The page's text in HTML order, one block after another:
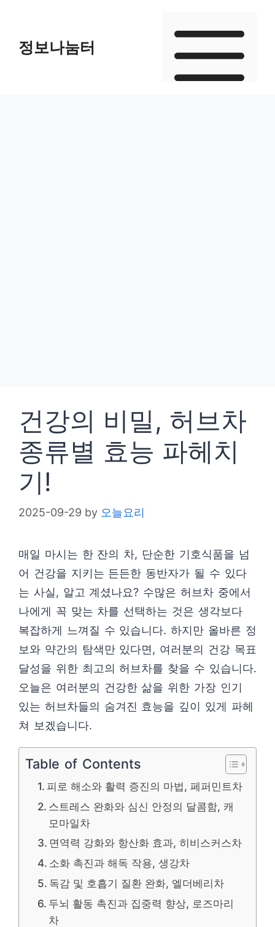
content정보나눔터
건강의 비밀, 허브차
종류별 효능 파헤치
기!
2025-09-29 by 오늘요리
매일 마시는 한 잔의 차, 단순한 기호식품을 넘
어 건강을 지키는 든든한 동반자가 될 수 있다
는 사실, 알고 계셨나요? 수많은 허브차 중에서
나에게 꼭 맞는 차를 선택하는 것은 생각보다
복잡하게 느껴질 수 있습니다. 하지만 올바른 정
보와 약간의 탐색만 있다면, 여러분의 건강 목표
달성을 위한 최고의 허브차를 찾을 수 있습니다.
오늘은 여러분의 건강한 삶을 위한 가장 인기
있는 허브차들의 숨겨진 효능을 깊이 있게 파헤
쳐 보겠습니다.
Table of Contents
피로 해소와 활력 증진의 마법, 페퍼민트차
스트레스 완화와 심신 안정의 달콤함, 캐
모마일차
면역력 강화와 항산화 효과, 히비스커스차
소화 촉진과 해독 작용, 생강차
독감 및 호흡기 질환 완화, 엘더베리차
두뇌 활동 촉진과 집중력 향상, 로즈마리
차